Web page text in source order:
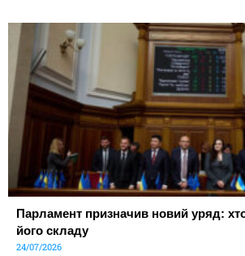
Парламент призначив новий уряд:
його складу
24/07/2026